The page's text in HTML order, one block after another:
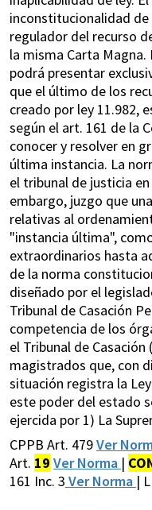
inconstitucionalidad
regulador del recurso
la misma Carta
podrá presentar
que el último de los
creado por ley 11.982,
según el art. 161 de la
conocer y resolver en
última instancia. La
el tribunal de justicia
embargo, juzgo que
relativas al
"instancia última",
extraordinarios hasta
de la norma
diseñado por el
Tribunal de Casación
competencia de los
el Tribunal de
magistrados que, con
situación registra la
este poder del estado
ejercida por 1) La
CPPB Art. 479Ver
Art. 19 Ver Norma |
161 Inc. 3 Ver Norma |